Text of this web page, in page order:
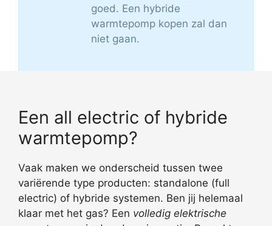
goed. Een hybride
warmtepomp kopen zal dan
niet gaan.
Een all electric of hybride
warmtepomp?
Vaak maken we onderscheid tussen twee
variërende type producten: standalone (full
electric) of hybride systemen. Ben jij helemaal
klaar met het gas? Een volledig elektrische